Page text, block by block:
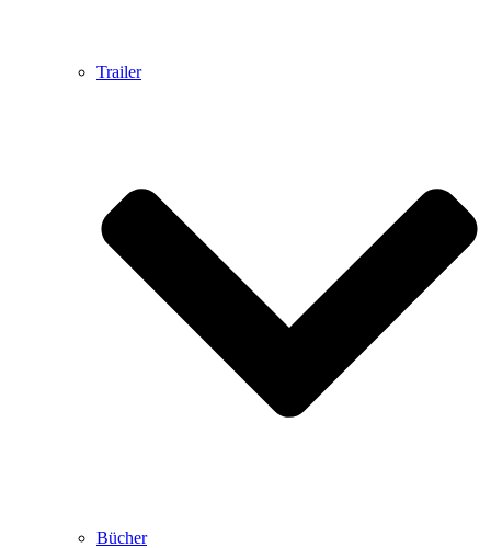
Trailer
Bücher